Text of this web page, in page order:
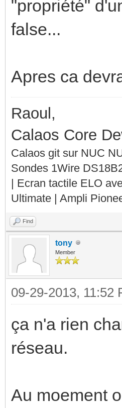
"propriété"
false...
Apres ca
Raoul,
Calaos Core
Calaos git sur NUC
Sondes 1Wire
| Ecran tactile ELO
Ultimate | Ampli
Find
tony
Member
09-29-2013, 11:52
ça n'a rien
réseau.
Au moement